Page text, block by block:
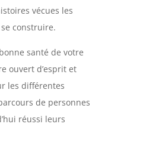
vécues les
construire.
santé de votre
ouvert d’esprit et
les différentes
de personnes
réussi leurs